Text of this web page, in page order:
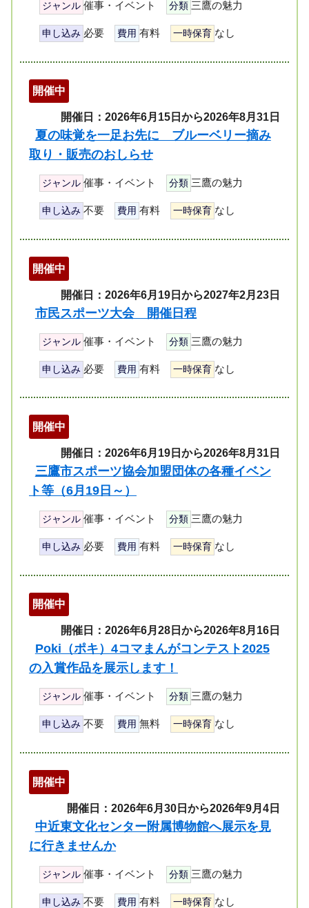
ジャンル 催事・イベント 分類 三鷹の魅力
申し込み 必要 費用 有料 一時保育 なし
開催中
開催日：2026年6月15日から2026年8月31日
夏の味覚を一足お先に ブルーベリー摘み
取り・販売のおしらせ
ジャンル 催事・イベント 分類 三鷹の魅力
申し込み 不要 費用 有料 一時保育 なし
開催中
開催日：2026年6月19日から2027年2月23日
市民スポーツ大会 開催日程
ジャンル 催事・イベント 分類 三鷹の魅力
申し込み 必要 費用 有料 一時保育 なし
開催中
開催日：2026年6月19日から2026年8月31日
三鷹市スポーツ協会加盟団体の各種イベン
ト等（6月19日～）
ジャンル 催事・イベント 分類 三鷹の魅力
申し込み 必要 費用 有料 一時保育 なし
開催中
開催日：2026年6月28日から2026年8月16日
Poki（ポキ）4コマまんがコンテスト2025
の入賞作品を展示します！
ジャンル 催事・イベント 分類 三鷹の魅力
申し込み 不要 費用 無料 一時保育 なし
開催中
開催日：2026年6月30日から2026年9月4日
中近東文化センター附属博物館へ展示を見
に行きませんか
ジャンル 催事・イベント 分類 三鷹の魅力
申し込み 不要 費用 有料 一時保育 なし